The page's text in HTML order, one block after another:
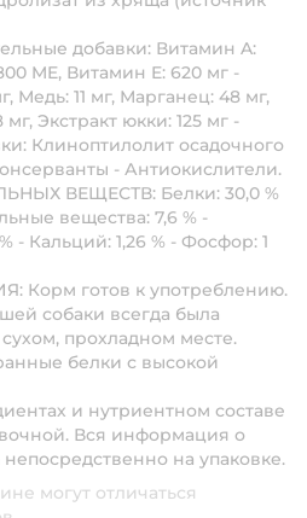
добавки: Витамин A:
ME, Витамин E: 620 мг -
Медь: 11 мг, Марганец: 48 мг,
Экстракт юкки: 125 мг -
Клиноптилолит осадочного
- Антиокислители.
ВЕЩЕСТВ: Белки: 30,0 %
вещества: 7,6 % -
- Кальций: 1,26 % - Фосфор: 1
Корм готов к употреблению.
собаки всегда была
прохладном месте.
белки с высокой
и нутриентном составе
Вся информация о
на упаковке.
могут отличаться